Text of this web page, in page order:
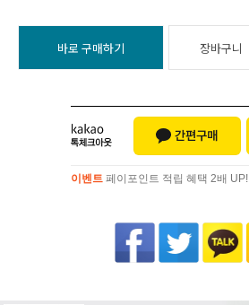
바로 구매하기 장바구니
이벤트 페이포인트 적립 혜택 2배 UP!